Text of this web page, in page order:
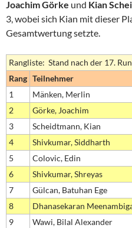
Joachim Görke und Kian
3, wobei sich Kian mit dieser
Gesamtwertung setzte.
Rangliste: Stand nach der 17.
Rang Teilnehmer
1
Mänken, Merlin
2
Görke, Joachim
3
Scheidtmann, Kian
4
Shivkumar, Siddharth
5
Colovic, Edin
6
Shivkumar, Shreyas
7
Gülcan, Batuhan Ege
8
Dhanasekaran
9
Wawi, Bilal Alexander